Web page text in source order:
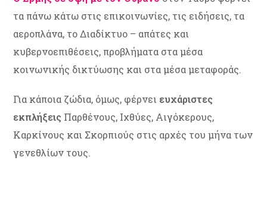
τα πάνω κάτω στις επικοινωνίες, τις ειδήσεις, τα
αεροπλάνα, το Διαδίκτυο – απάτες και
κυβερνοεπιθέσεις, προβλήματα στα μέσα
κοινωνικής δικτύωσης και στα μέσα μεταφοράς.
Για κάποια ζώδια, όμως, φέρνει ευχάριστες
εκπλήξεις Παρθένους, Ιχθύες, Αιγόκερους,
Καρκίνους και Σκορπιούς στις αρχές του μήνα των
γενεθλίων τους.